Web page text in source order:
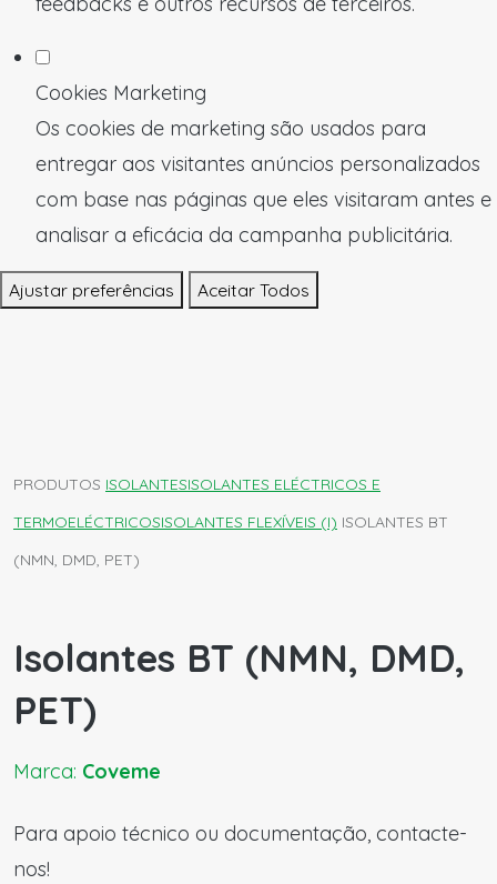
Cookies Marketing
Os cookies de marketing são usados para
entregar aos visitantes anúncios personalizados
com base nas páginas que eles visitaram antes e
analisar a eficácia da campanha publicitária.
Ajustar preferências Aceitar Todos
PRODUTOS ISOLANTESISOLANTES ELÉCTRICOS E
TERMOELÉCTRICOSISOLANTES FLEXÍVEIS (I) ISOLANTES BT
(NMN, DMD, PET)
Isolantes BT (NMN, DMD,
PET)
Marca: Coveme
Para apoio técnico ou documentação, contacte-
nos!